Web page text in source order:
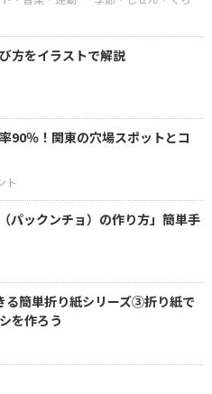
方をイラストで解説
90％！関東の穴場スポットとコ
パックンチョ）の作り方」簡単手
る簡単折り紙シリーズ③折り紙で
を作ろう